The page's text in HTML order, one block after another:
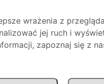
wrażenia z
jej ruch i
zapoznaj się z